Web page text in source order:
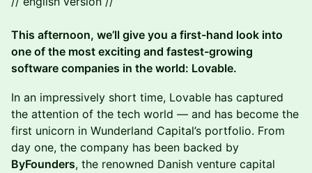
This afternoon, we’ll give you a first-hand look into
one of the most exciting and fastest-growing
software companies in the world: Lovable.
In an impressively short time, Lovable has captured
the attention of the tech world — and has become the
first unicorn in Wunderland Capital’s portfolio. From
day one, the company has been backed by
ByFounders, the renowned Danish venture capital